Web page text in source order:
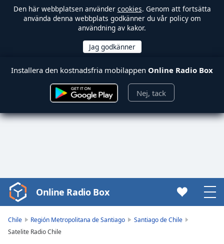
Den här webbplatsen använder cookies. Genom att fortsätta
använda denna webbplats godkänner du vår policy om
användning av kakor.
Installera den kostnadsfria mobilappen Online Radio Box
Nej, tack
Video
Player
loading.
Online Radio Box
Chile Región Metropolitana de Santiago
Santiago de Chile
Satelite Radio Chile